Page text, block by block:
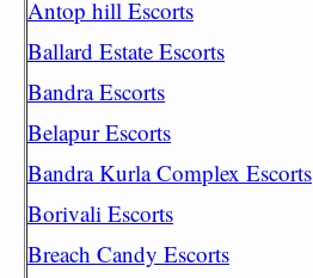
Antop hill Escorts
Ballard Estate Escorts
Bandra Escorts
Belapur Escorts
Bandra Kurla Complex Escorts
Borivali Escorts
Breach Candy Escorts